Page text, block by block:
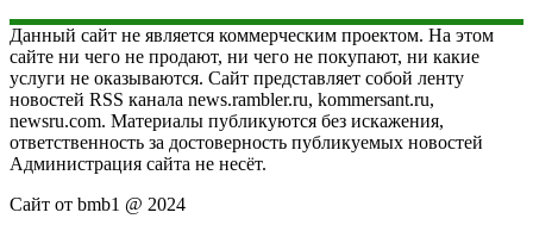
Данный сайт не является коммерческим проектом. На этом
сайте ни чего не продают, ни чего не покупают, ни какие
услуги не оказываются. Сайт представляет собой ленту
новостей RSS канала news.rambler.ru, kommersant.ru,
newsru.com. Материалы публикуются без искажения,
ответственность за достоверность публикуемых новостей
Администрация сайта не несёт.
Сайт от bmb1 @ 2024